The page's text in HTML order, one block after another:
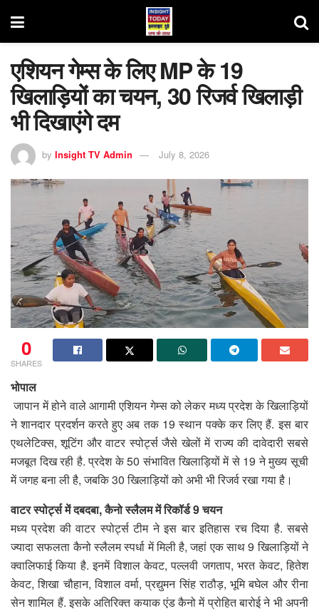
एशियन गेम्स के लिए MP के 19
खिलाड़ियों का चयन, 30 रिजर्व खिलाड़ी
भी दिखाएंगे दम
by Insight TV Admin July 8, 2026
0
SHARES
भोपाल
जापान में होने वाले आगामी एशियन गेम्स को लेकर मध्य प्रदेश के खिलाड़ियों
ने शानदार प्रदर्शन करते हुए अब तक 19 स्थान पक्के कर लिए हैं. इस बार
एथलेटिक्स, शूटिंग और वाटर स्पोर्ट्स जैसे खेलों में राज्य की दावेदारी सबसे
मजबूत दिख रही है. प्रदेश के 50 संभावित खिलाड़ियों में से 19 ने मुख्य सूची
में जगह बना ली है, जबकि 30 खिलाड़ियों को अभी भी रिजर्व रखा गया है।
वाटर स्पोर्ट्स में दबदबा, कैनो स्लैलम में रिकॉर्ड 9 चयन
मध्य प्रदेश की वाटर स्पोर्ट्स टीम ने इस बार इतिहास रच दिया है. सबसे
ज्यादा सफलता कैनो स्लैलम स्पर्धा में मिली है, जहां एक साथ 9 खिलाड़ियों ने
क्वालिफाई किया है. इनमें विशाल केवट, पल्लवी जगताप, भरत केवट, हितेश
केवट, शिखा चौहान, विशाल वर्मा, प्रद्युमन सिंह राठौड़, भूमि बघेल और रीना
सेन शामिल हैं. इसके अतिरिक्त कयाक एंड कैनो में प्रोहित बारोई ने भी अपनी